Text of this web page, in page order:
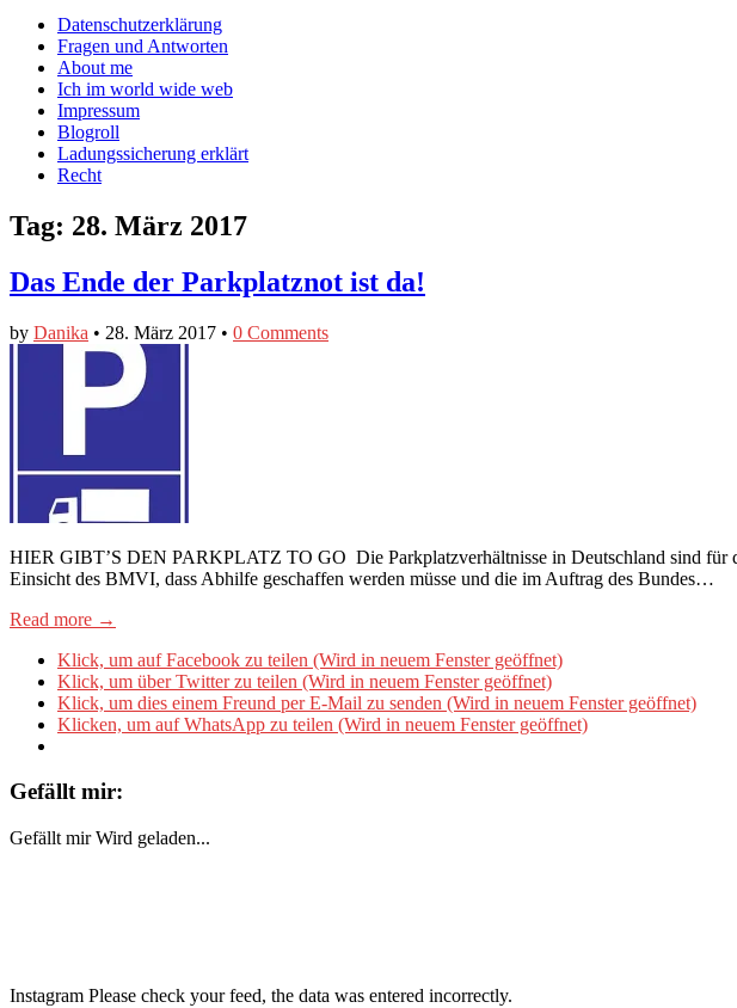
Facebook
anzeigen
Twitter
anzeigen
auf
Instagram
anzeigen
Main
menu
Skip
content
Datenschutzerklärung
Fragen und Antworten
About me
Ich im world wide web
Impressum
Blogroll
Ladungssicherung erklärt
Recht
Tag: 28. März 2017
Das Ende der Parkplatznot ist da!
by Danika • 28. März 2017 • 0 Comments
HIER GIBT’S DEN PARKPLATZ TO GO Die Parkplatzverhältnisse in Deutschland sind für
Einsicht des BMVI, dass Abhilfe geschaffen werden müsse und die im Auftrag des Bundes…
Read more →
Klick, um auf Facebook zu teilen (Wird in neuem Fenster geöffnet)
Klick, um über Twitter zu teilen (Wird in neuem Fenster geöffnet)
Klick, um dies einem Freund per E-Mail zu senden (Wird in neuem Fenster geöffnet)
Klicken, um auf WhatsApp zu teilen (Wird in neuem Fenster geöffnet)
Gefällt mir:
Gefällt mir Wird geladen...
Instagram Please check your feed, the data was entered incorrectly.